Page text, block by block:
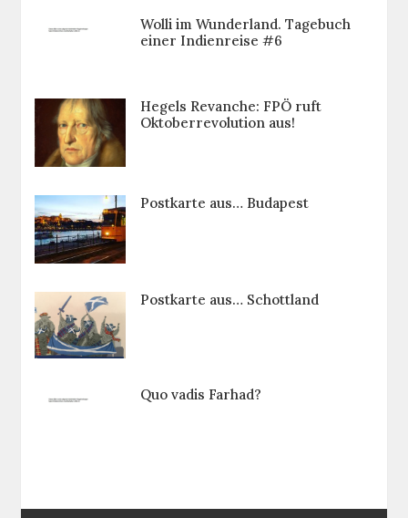
Wolli im Wunderland. Tagebuch
einer Indienreise #6
Hegels Revanche: FPÖ ruft
Oktoberrevolution aus!
Postkarte aus… Budapest
Postkarte aus… Schottland
Quo vadis Farhad?